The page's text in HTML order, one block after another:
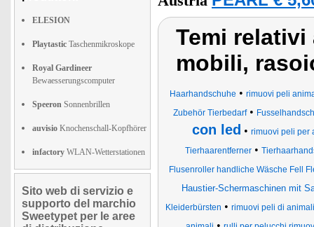
ELESION
Playtastic Taschenmikroskope
Royal Gardineer
Bewaesserungscomputer
Speeron Sonnenbrillen
auvisio Knochenschall-Kopfhörer
infactory WLAN-Wetterstationen
Sito web di servizio e
supporto del marchio
Sweetypet per le aree
Temi
mobili,
Haarhandschuhe • rimuovi peli
Zubehör Tierbedarf•
con led • rimuovi peli per
Tierhaarentferner•
Flusenroller handliche Wäsche Fell
Haustier-Schermaschinen mit
Kleiderbürsten • rimuovi peli di animali